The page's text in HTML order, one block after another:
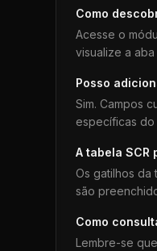
Como
Acesse o
visualize a
Posso
Sim. Campos
específicas do
A tabela SCR
Os gatilhos da
são
Como
Lembre-se